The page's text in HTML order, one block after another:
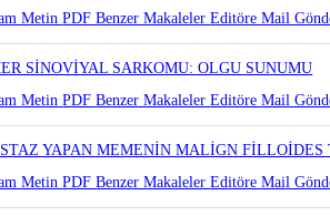
OLGUSUNDA LENF
MetinPDFBenzer MakalelerEditöre Mail
SİNOVİYAL SARKOMU: OLGU SUNUMU
MetinPDFBenzer MakalelerEditöre Mail
YAPAN MEMENİN MALİGN FİLLOİDES